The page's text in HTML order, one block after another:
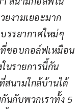
ยงามเยอะมาก
รรยากาศใหม่ๆ
ที่ชอบกอล์ฟเหมือน
นรายการนี้กัน
นามใกล้บ้านได้
นกับพวกเราทั้ง 5